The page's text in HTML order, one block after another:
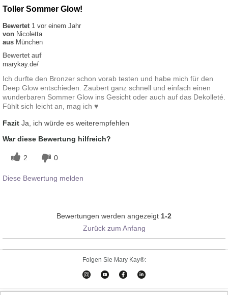
Toller Sommer Glow!
Bewertet 1 vor einem Jahr
von Nicoletta
aus München
Bewertet auf
marykay.de/
Ich durfte den Bronzer schon vorab testen und habe mich für den
Deep Glow entschieden. Zaubert ganz schnell und einfach einen
wunderbaren Sommer Glow ins Gesicht oder auch auf das Dekolleté.
Fühlt sich leicht an, mag ich ♥
Fazit Ja, ich würde es weiterempfehlen
War diese Bewertung hilfreich?
2 0
Diese Bewertung melden
Bewertungen werden angezeigt 1-2
Zurück zum Anfang
Folgen Sie Mary Kay®: